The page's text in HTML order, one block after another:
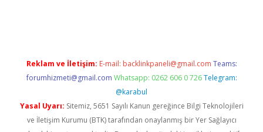
Reklam ve İletişim: E-mail: backlinkpaneli@gmail.com Teams:
forumhizmeti@gmail.com Whatsapp: 0262 606 0 726 Telegram:
@karabul
Yasal Uyarı: Sitemiz, 5651 Sayılı Kanun gereğince Bilgi Teknolojileri
ve İletişim Kurumu (BTK) tarafından onaylanmış bir Yer Sağlayıcı